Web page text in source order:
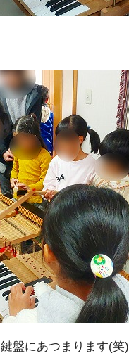
盤にあつまります(笑)